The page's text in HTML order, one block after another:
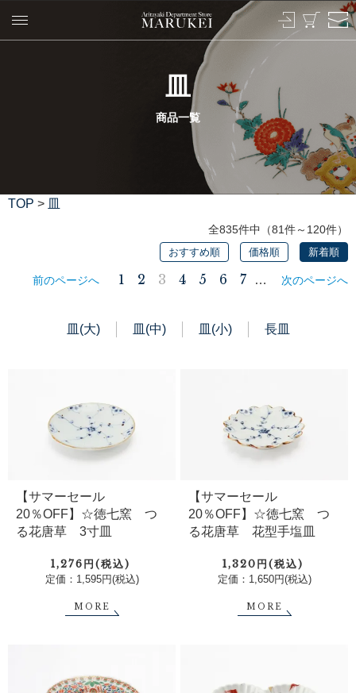
皿
商品一覧
TOP > 皿
全835件中（81件～120件）
おすすめ順 価格順 新着順
前のページへ 1 2 3 4 5 6 7 … 次のページへ
皿(大) 皿(中) 皿(小) 長皿
【サマーセール
20％OFF】☆徳七窯 つ
る花唐草 3寸皿
1,276円(税込)
定価：1,595円(税込)
MORE
【サマーセール
20％OFF】☆徳七窯 つ
る花唐草 花型手塩皿
1,320円(税込)
定価：1,650円(税込)
MORE